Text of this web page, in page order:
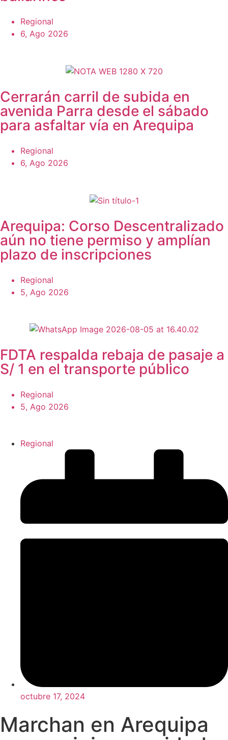
Regional
6, Ago 2026
Cerrarán carril de subida en
avenida Parra desde el sábado
para asfaltar vía en Arequipa
Regional
6, Ago 2026
Arequipa: Corso Descentralizado
aún no tiene permiso y amplían
plazo de inscripciones
Regional
5, Ago 2026
FDTA respalda rebaja de pasaje a
S/ 1 en el transporte público
Regional
5, Ago 2026
Regional
octubre 17, 2024
Marchan en Arequipa